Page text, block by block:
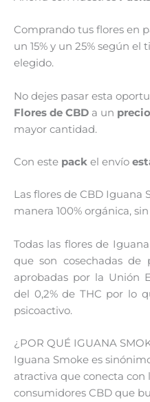
Comprando tus flores en
un 15% y un 25% según
elegido.
No dejes pasar esta
Flores de CBD a un
mayor cantidad.
Con este pack el envío
Las flores de CBD Iguana
manera 100% orgánica,
Todas las flores de
que son cosechadas de
aprobadas por la Unión
del 0,2% de THC por lo
psicoactivo.
¿POR QUÉ IGUANA
Iguana Smoke es
atractiva que conecta con
consumidores CBD que